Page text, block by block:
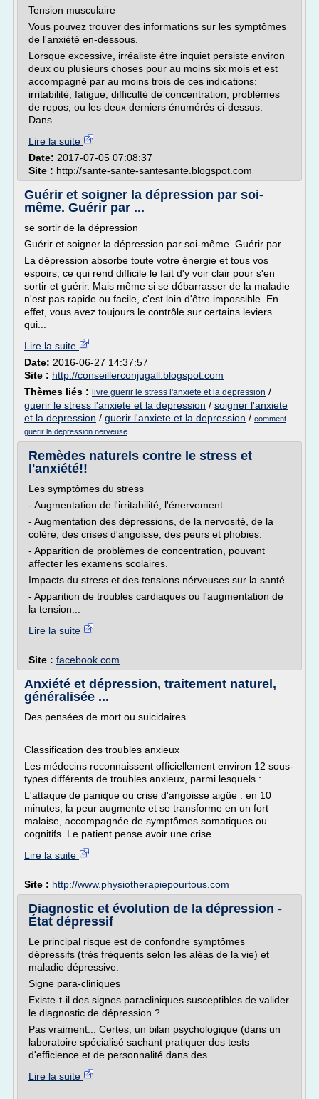
Tension musculaire
Vous pouvez trouver des informations sur les symptômes
de l'anxiété en-dessous.
Lorsque excessive, irréaliste être inquiet persiste environ
deux ou plusieurs choses pour au moins six mois et est
accompagné par au moins trois de ces indications:
irritabilité, fatigue, difficulté de concentration, problèmes
de repos, ou les deux derniers énumérés ci-dessus.
Dans...
Lire la suite
Date: 2017-07-05 07:08:37
Site : http://sante-sante-santesante.blogspot.com
Guérir et soigner la dépression par soi-
même. Guérir par ...
se sortir de la dépression
Guérir et soigner la dépression par soi-même. Guérir par
La dépression absorbe toute votre énergie et tous vos
espoirs, ce qui rend difficile le fait d'y voir clair pour s'en
sortir et guérir. Mais même si se débarrasser de la maladie
n'est pas rapide ou facile, c'est loin d'être impossible. En
effet, vous avez toujours le contrôle sur certains leviers
qui...
Lire la suite
Date: 2016-06-27 14:37:57
Site : http://conseillerconjugall.blogspot.com
Thèmes liés : livre guerir le stress l'anxiete et la depression /
guerir le stress l'anxiete et la depression / soigner l'anxiete
et la depression / guerir l'anxiete et la depression / comment
guerir la depression nerveuse
Remèdes naturels contre le stress et
l'anxiété!!
Les symptômes du stress
- Augmentation de l'irritabilité, l'énervement.
- Augmentation des dépressions, de la nervosité, de la
colère, des crises d'angoisse, des peurs et phobies.
- Apparition de problèmes de concentration, pouvant
affecter les examens scolaires.
Impacts du stress et des tensions nérveuses sur la santé
- Apparition de troubles cardiaques ou l'augmentation de
la tension...
Lire la suite
Site : facebook.com
Anxiété et dépression, traitement naturel,
généralisée ...
Des pensées de mort ou suicidaires.
Classification des troubles anxieux
Les médecins reconnaissent officiellement environ 12 sous-
types différents de troubles anxieux, parmi lesquels :
L'attaque de panique ou crise d'angoisse aigüe : en 10
minutes, la peur augmente et se transforme en un fort
malaise, accompagnée de symptômes somatiques ou
cognitifs. Le patient pense avoir une crise...
Lire la suite
Site : http://www.physiotherapiepourtous.com
Diagnostic et évolution de la dépression -
État dépressif
Le principal risque est de confondre symptômes
dépressifs (très fréquents selon les aléas de la vie) et
maladie dépressive.
Signe para-cliniques
Existe-t-il des signes paracliniques susceptibles de valider
le diagnostic de dépression ?
Pas vraiment... Certes, un bilan psychologique (dans un
laboratoire spécialisé sachant pratiquer des tests
d'efficience et de personnalité dans des...
Lire la suite